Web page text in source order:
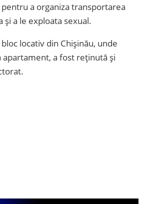
a organiza transportarea
și a le exploata sexual.
locativ din Chișinău, unde
apartament, a fost reținută și